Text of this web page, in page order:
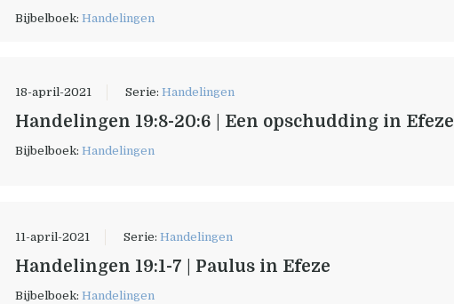
Bijbelboek:Handelingen
18-april-2021 Serie:Handelingen
Handelingen 19:8-20:6 | Een opschudding in Efeze
Bijbelboek:Handelingen
11-april-2021 Serie:Handelingen
Handelingen 19:1-7 | Paulus in Efeze
Bijbelboek:Handelingen